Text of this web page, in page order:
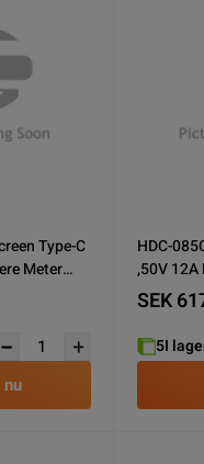
Type-C
Meter
HDC-
,50V
Color
Capacity
SEK
5I